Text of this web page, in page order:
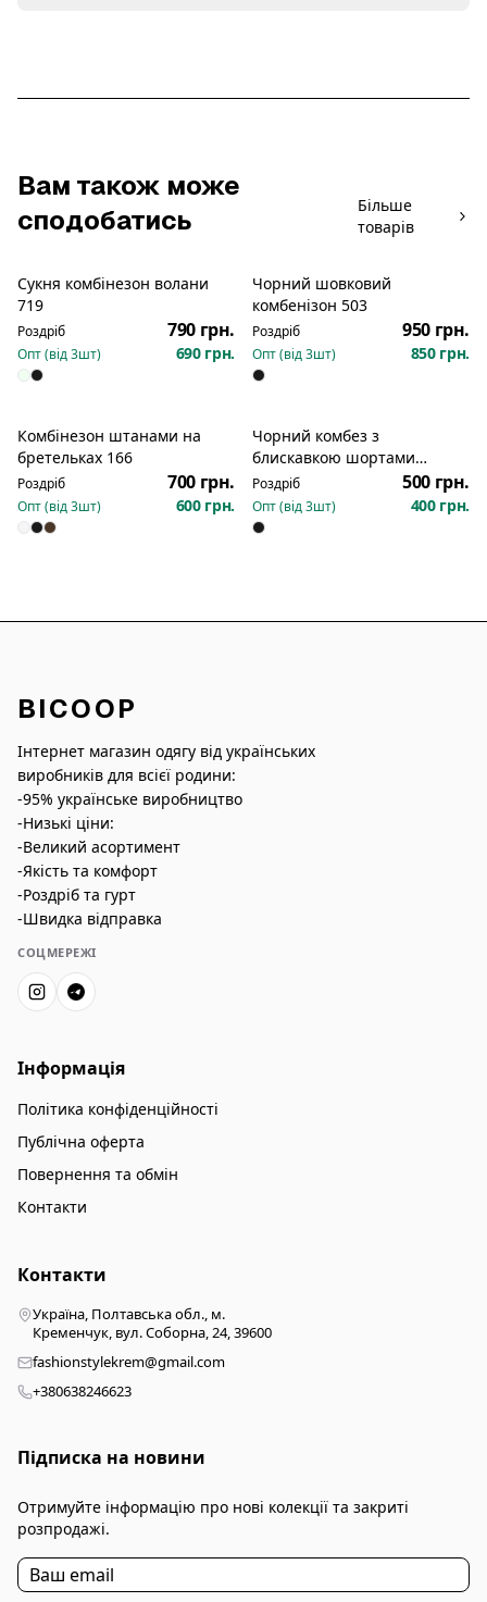
Вам також може
сподобатись
Більше
товарів
Сукня комбінезон волани
719
Роздріб 790 грн.
Опт (від3шт) 690 грн.
Новинка
Чорний шовковий
комбенізон 503
Роздріб 950 грн.
Опт (від3шт) 850 грн.
Комбінезон штанами на
бретельках 166
Роздріб 700 грн.
Опт (від3шт) 600 грн.
Чорний комбез з
блискавкою шортами
рубчик 2348
Роздріб 500 грн.
Опт (від3шт) 400 грн.
BICOOP
Інтернет магазин одягу від українських
виробників для всієї родини:
-95% українське виробництво
-Низькі ціни:
-Великий асортимент
-Якість та комфорт
-Роздріб та гурт
-Швидка відправка
СОЦМЕРЕЖІ
Інформація
Політика конфіденційності
Публічна оферта
Повернення та обмін
Контакти
Контакти
Україна, Полтавська обл., м.
Кременчук, вул. Соборна, 24, 39600
fashionstylekrem@gmail.com
+380638246623
Підписка на новини
Отримуйте інформацію про нові колекції та закриті
розпродажі.